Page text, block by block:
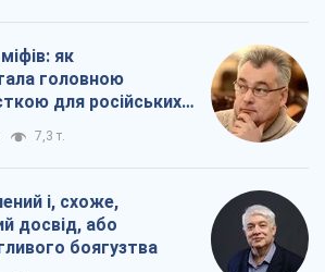
як
головною
для російських
7,3 т.
і, схоже,
досвід, або
боягузтва